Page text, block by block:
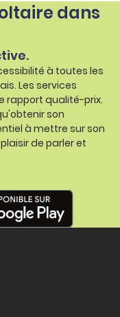
dans
à toutes les
Les services
rapport qualité-prix.
son
à mettre sur son
de parler et